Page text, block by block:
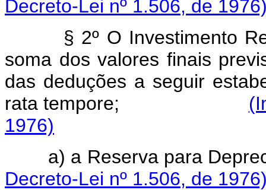
Decreto-Lei nº 1.506, de
§ 2º O Investimento
soma dos valores finais
das deduções a seguir
rata tempore;
1976)
a) a Reserva
Decreto-Lei nº 1.506, de